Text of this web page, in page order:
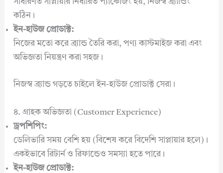
সাধারণত সাপ্লায়ার নির্ধারিত প্যাকেজিং হয়, নিজস্ব ব্র্যান্ডিং
কঠিন।
ইন-হাউজ প্রোডাক্ট:
নিজের মতো করে ব্র্যান্ড তৈরি করা, পণ্য কাস্টমাইজ করা এবং
অভিজ্ঞতা নিয়ন্ত্রণ করা সহজ।
নিজস্ব ব্র্যান্ড গড়তে চাইলে ইন-হাউজ প্রোডাক্ট সেরা।
৪. গ্রাহক অভিজ্ঞতা (Customer Experience)
ড্রপশিপিং:
ডেলিভারি সময় বেশি হয় (বিশেষ করে বিদেশি সাপ্লায়ার হলে)।
একইভাবে রিটার্ন ও রিফান্ডেও সমস্যা হতে পারে।
ইন-হাউজ প্রোডাক্ট: